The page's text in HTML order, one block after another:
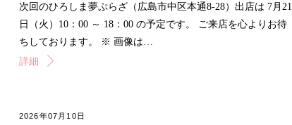
次回のひろしま夢ぷらざ（広島市中区本通8-28）出店は 7月21
日（火）10：00 ～ 18：00 の予定です。 ご来店を心よりお待
ちしております。 ※ 画像は…
詳細
2026年07月10日